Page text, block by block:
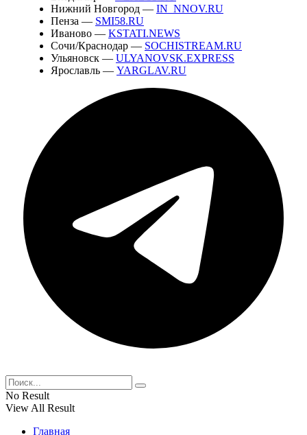
Нижний Новгород — IN_NNOV.RU
Пенза — SMI58.RU
Иваново — KSTATI.NEWS
Сочи/Краснодар — SOCHISTREAM.RU
Ульяновск — ULYANOVSK.EXPRESS
Ярославль — YARGLAV.RU
No Result
View All Result
Главная